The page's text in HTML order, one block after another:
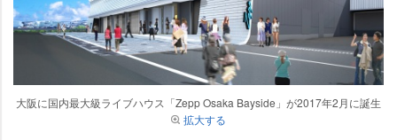
大阪に国内最大級ライブハウス「Zepp Osaka Bayside」が2017年2月に誕生
拡大する